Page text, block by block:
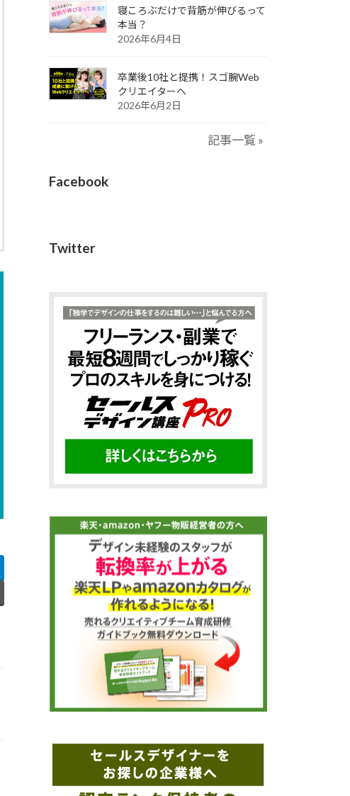
寝ころぶだけで背筋が伸びるって
本当？
2026年6月4日
卒業後10社と提携！スゴ腕Web
クリエイターへ
2026年6月2日
記事一覧 »
Facebook
Twitter